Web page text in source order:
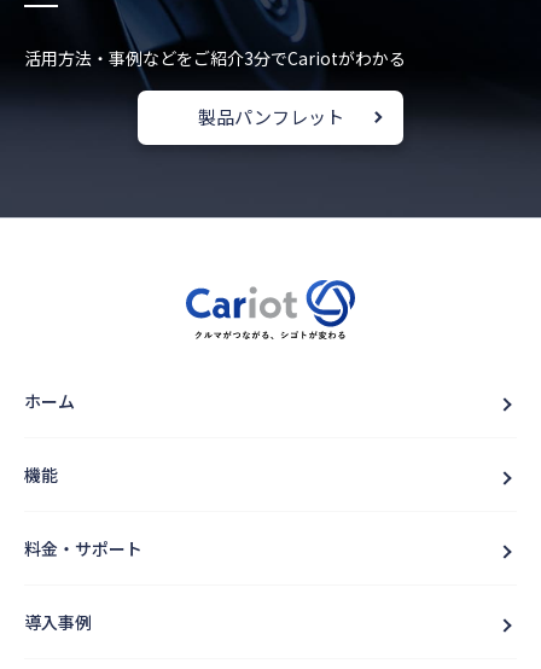
活用方法・事例などをご紹介3分でCariotがわかる
製品パンフレット
ホーム
機能
料金・サポート
導入事例